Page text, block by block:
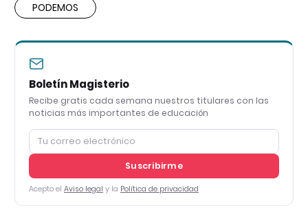
PODEMOS
Boletín Magisterio
Recibe gratis cada semana nuestros titulares con las
noticias más importantes de educación
Suscribirme
Acepto el Aviso legal y la Política de privacidad